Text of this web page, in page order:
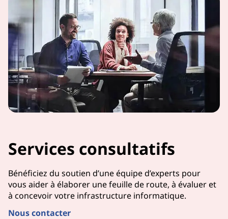
Services consultatifs
Bénéficiez du soutien d’une équipe d’experts pour
vous aider à élaborer une feuille de route, à évaluer et
à concevoir votre infrastructure informatique.
Nous contacter